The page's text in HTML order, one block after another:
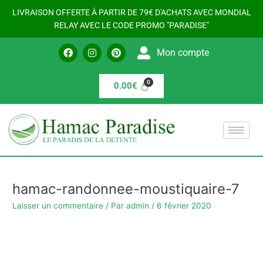
LIVRAISON OFFERTE À PARTIR DE 79€ D'ACHATS AVEC MONDIAL
RELAY AVEC LE CODE PROMO "PARADISE"
F
a
o
I
n
r
m
P
i
t
e
e
t
Mon compte
0.00€
hamac-randonnee-moustiquaire-7
Laisser un commentaire / Paradmin /6 février 2020